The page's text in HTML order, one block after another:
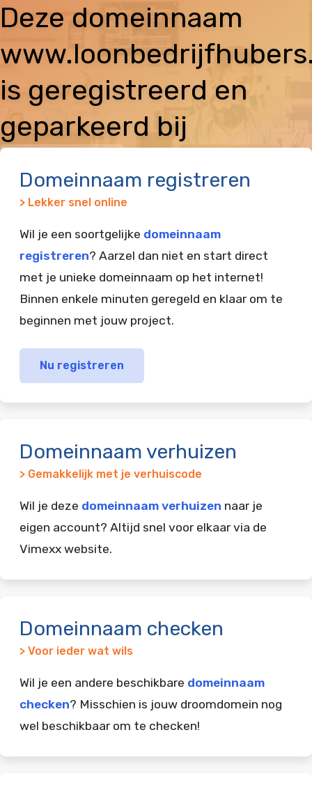
Deze domeinnaam
is geregistreerd en
geparkeerd bij
Domeinnaam registreren
> Lekker snel online
Wil je een soortgelijke domeinnaam
registreren? Aarzel dan niet en start direct
met je unieke domeinnaam op het internet!
Binnen enkele minuten geregeld en klaar om te
beginnen met jouw project.
Nu registreren
Domeinnaam verhuizen
> Gemakkelijk met je verhuiscode
Wil je deze domeinnaam verhuizen naar je
eigen account? Altijd snel voor elkaar via de
Vimexx website.
Domeinnaam checken
> Voor ieder wat wils
Wil je een andere beschikbare domeinnaam
checken? Misschien is jouw droomdomein nog
wel beschikbaar om te checken!